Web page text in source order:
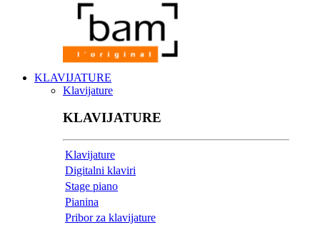
KLAVIJATURE
Klavijature
KLAVIJATURE
Klavijature
Digitalni klaviri
Stage piano
Pianina
Pribor za klavijature